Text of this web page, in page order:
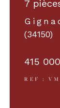
7
(34150)
415
REF :